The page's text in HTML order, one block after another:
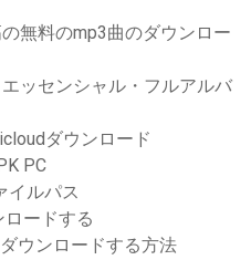
無料のmp3曲のダウンロー
ッセンシャル・フルアルバ
ダウンロード
PC
イルパス
ードする
ウンロードする方法